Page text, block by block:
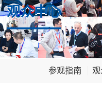
观众中心
参观指南 观